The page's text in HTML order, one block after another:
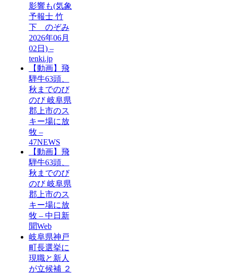
影響も(気象
予報士 竹
下 のぞみ
2026年06月
02日) –
tenki.jp
【動画】飛
騨牛63頭、
秋までのび
のび 岐阜県
郡上市のス
キー場に放
牧 –
47NEWS
【動画】飛
騨牛63頭、
秋までのび
のび 岐阜県
郡上市のス
キー場に放
牧 – 中日新
聞Web
岐阜県神戸
町長選挙に
現職と新人
が立候補 ２